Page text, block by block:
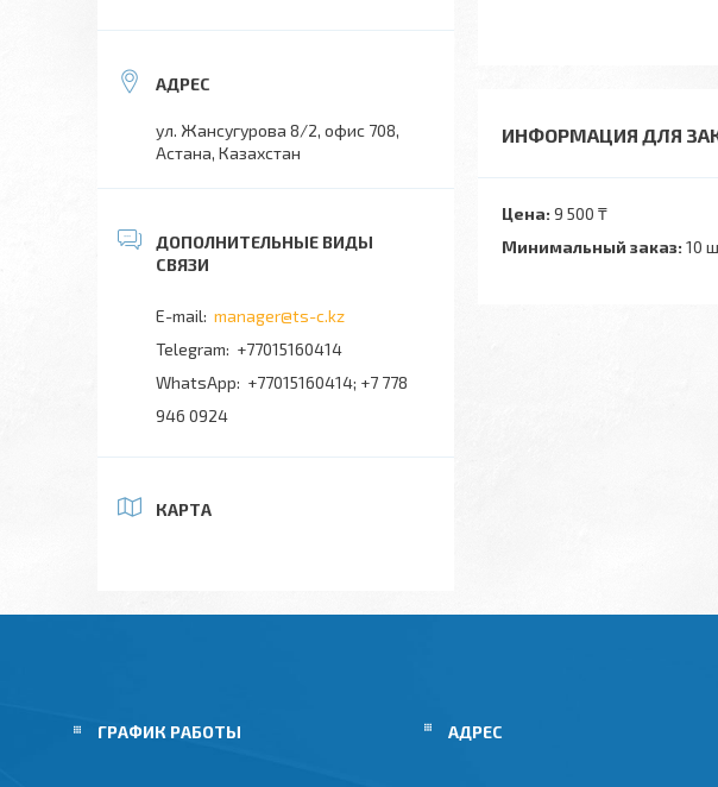
ИНФОРМАЦИЯ ДЛЯ
Цена: 9 500 ₸
Минимальный заказ: 10
ул. Жансугурова 8/2, офис 708,
Астана, Казахстан
manager@ts-c.kz
+77015160414
+77015160414; +7 778
946 0924
КАРТА
ГРАФИК РАБОТЫ